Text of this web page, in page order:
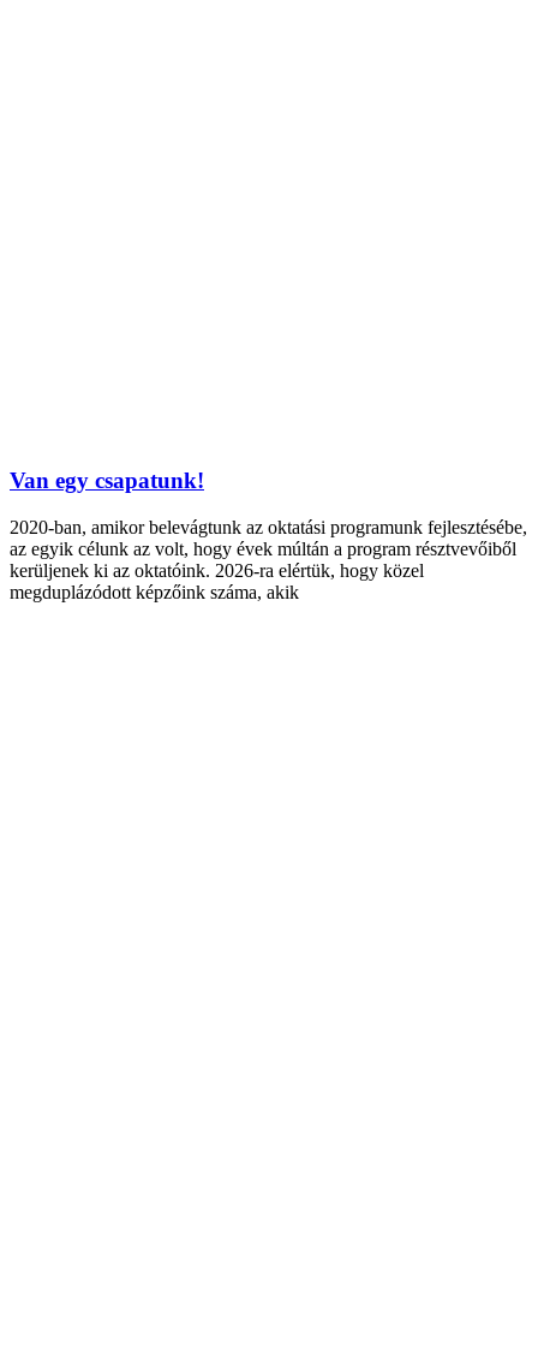
Van egy csapatunk!
2020-ban, amikor belevágtunk az oktatási programunk fejlesztésébe,
az egyik célunk az volt, hogy évek múltán a program résztvevőiből
kerüljenek ki az oktatóink. 2026-ra elértük, hogy közel
megduplázódott képzőink száma, akik